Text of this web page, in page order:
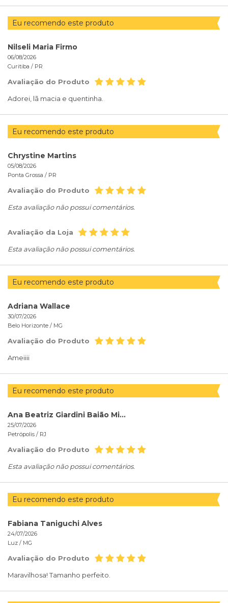
Eu recomendo este produto
Nilseli Maria Firmo
06/08/2026
Curitiba / PR
Avaliação do Produto
Adorei, lã macia e quentinha.
Eu recomendo este produto
Chrystine Martins
05/08/2026
Ponta Grossa / PR
Avaliação do Produto
Esta avaliação não possui comentários.
Avaliação da Loja
Esta avaliação não possui comentários.
Eu recomendo este produto
Adriana Wallace
30/07/2026
Belo Horizonte / MG
Avaliação do Produto
Ameiiii
Eu recomendo este produto
Ana Beatriz Giardini Baião Miziara
25/07/2026
Petrópolis / RJ
Avaliação do Produto
Esta avaliação não possui comentários.
Eu recomendo este produto
Fabiana Taniguchi Alves
24/07/2026
Luz / MG
Avaliação do Produto
Maravilhosa! Tamanho perfeito.